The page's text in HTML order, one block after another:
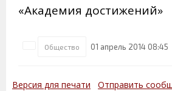
«Академия достижений»
Общество 01 апрель 2014 08:45
Версия для печати Отправить